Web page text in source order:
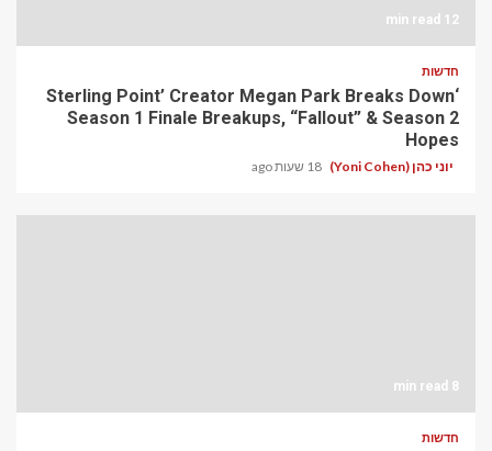
12 min read
חדשות
‘Sterling Point’ Creator Megan Park Breaks Down
Season 1 Finale Breakups, “Fallout” & Season 2
Hopes
יוני כהן (Yoni Cohen) 18 שעות ago
8 min read
חדשות